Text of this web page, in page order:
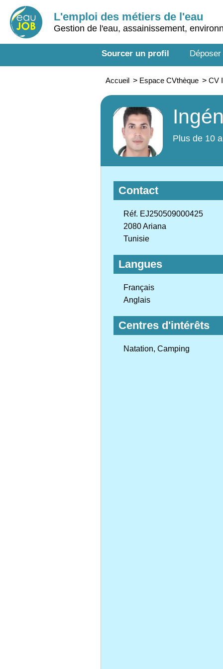
L'emploi des métiers de l'eau
Gestion de l'eau, assainissement,
Sourcer un profil
Accueil > Espace CVthèque > CV
Plus de 10
Contact
Réf. EJ250509000425
2080 Ariana
Tunisie
Langues
Français
Anglais
Centres d'intérêts
Natation, Camping